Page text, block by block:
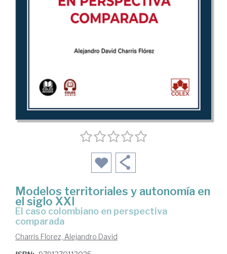
Modelos territoriales y autonomía en
el siglo XXI
el caso colombiano en perspectiva
comparada
Charris Florez, Alejandro David